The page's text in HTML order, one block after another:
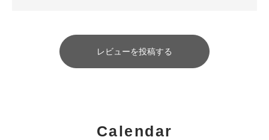
レビューを投稿する
Calendar